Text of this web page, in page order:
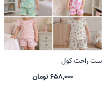
ست راحت کول
658,000 تومان